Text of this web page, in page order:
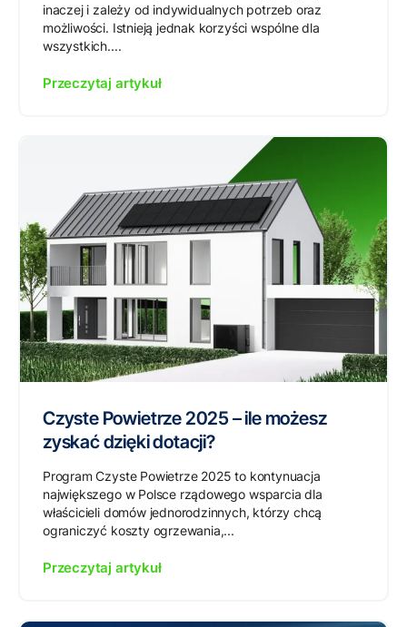
inaczej i zależy od indywidualnych potrzeb oraz
możliwości. Istnieją jednak korzyści wspólne dla
wszystkich....
Przeczytaj artykuł
Czyste Powietrze 2025 – ile możesz
zyskać dzięki dotacji?
Program Czyste Powietrze 2025 to kontynuacja
największego w Polsce rządowego wsparcia dla
właścicieli domów jednorodzinnych, którzy chcą
ograniczyć koszty ogrzewania,...
Przeczytaj artykuł